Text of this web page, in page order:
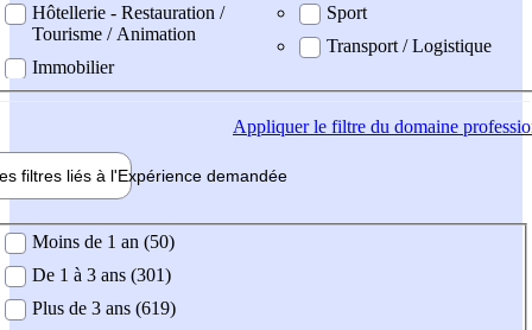
Hôtellerie - Restauration /
Tourisme / Animation
Immobilier
Sport
Transport / Logistique
Appliquerle filtre du domaine
filtres liés à l'Expérience demandée
demandée
Moins de 1 an (50)
De 1 à 3 ans (301)
Plus de 3 ans (619)